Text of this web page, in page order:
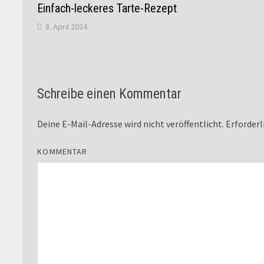
Einfach-leckeres Tarte-Rezept
8. April 2024
Schreibe einen Kommentar
Deine E-Mail-Adresse wird nicht veröffentlicht.
KOMMENTAR